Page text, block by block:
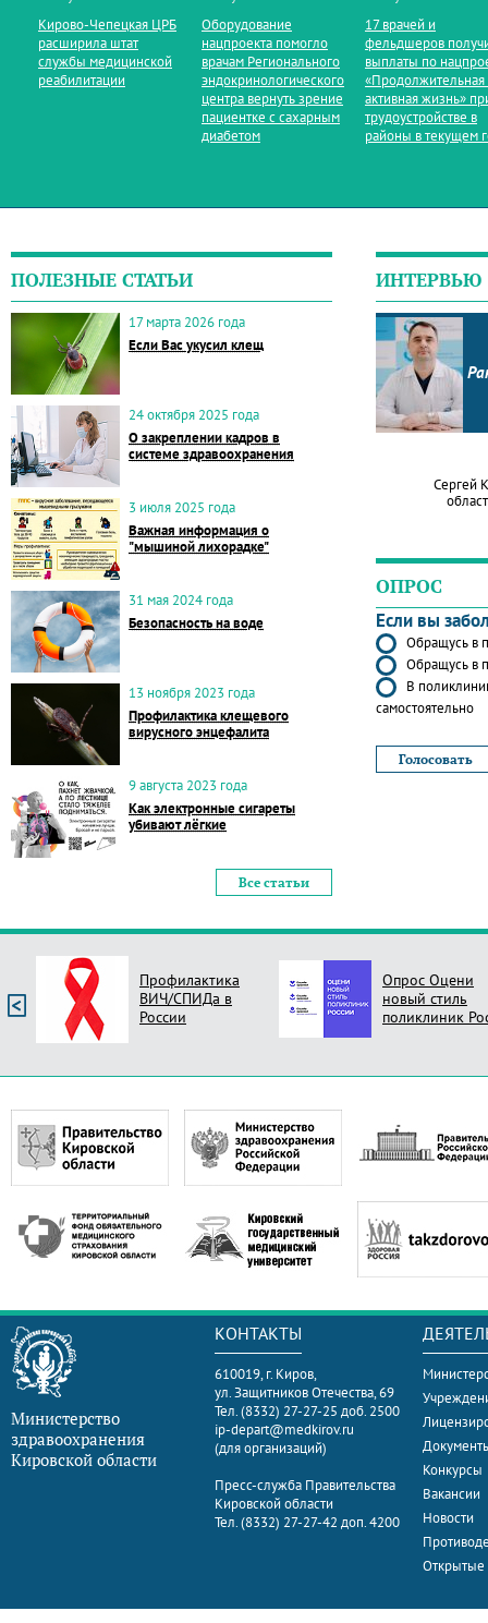
Кирово‑Чепецкая ЦРБ
расширила штат
службы медицинской
реабилитации
Оборудование
нацпроекта помогло
врачам Регионального
эндокринологического
центра вернуть зрение
пациентке с сахарным
диабетом
17 врачей и
фельдшеров
выплаты по
«Продолжительная
активная жизнь»
трудоустройстве в
районы в текущем
ПОЛЕЗНЫЕ СТАТЬИ
17 марта 2026 года
Если Вас укусил клещ
24 октября 2025 года
О закреплении кадров в
системе здравоохранения
3 июля 2025 года
Важная информация о
"мышиной лихорадке"
31 мая 2024 года
Безопасность на воде
13 ноября 2023 года
Профилактика клещевого
вирусного энцефалита
9 августа 2023 года
Как электронные сигареты
убивают лёгкие
Все статьи
ИНТЕРВЬЮ
Сергей
ОПРОС
Если вы
Обращусь в
Обращусь в
В
самостоятельно
Профилактика
ВИЧ/СПИДа в
России
Опрос Оцени
новый стиль
поликлиник
Министерство
здравоохранения
Кировской области
КОНТАКТЫ
610019, г. Киров,
ул. Защитников Отечества, 69
Тел. (8332) 27-27-25 доб. 2500
ip-depart@medkirov.ru
(для организаций)
Пресс-служба Правительства
Кировской области
Тел. (8332) 27-27-42 доп. 4200
Конкурсы
Вакансии
Новости